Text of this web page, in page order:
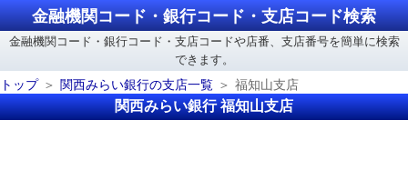
金融機関コード・銀行コード・支店コード検索
金融機関コード・銀行コード・支店コードや店番、支店番号を簡単に検索
できます。
トップ
関西みらい銀行の支店一覧 福知山支店
関西みらい銀行 福知山支店